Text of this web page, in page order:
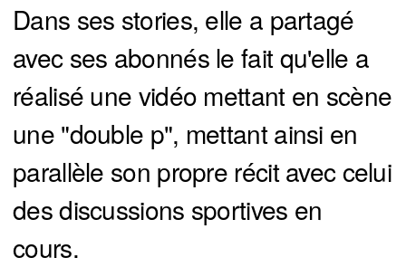
Dans ses stories, elle a partagé
avec ses abonnés le fait qu'elle a
réalisé une vidéo mettant en scène
une "double p", mettant ainsi en
parallèle son propre récit avec celui
des discussions sportives en
cours.